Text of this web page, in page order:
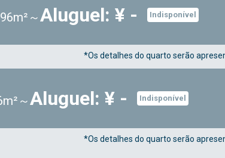
～Aluguel: ¥ - Indisponível
*Os detalhes do quarto serão
～Aluguel: ¥ - Indisponível
*Os detalhes do quarto serão